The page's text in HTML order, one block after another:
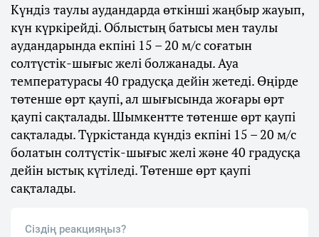
Күндіз таулы аудандарда өткінші жаңбыр жауып,
күн күркірейді. Облыстың батысы мен таулы
аудандарында екпіні 15 – 20 м/с соғатын
солтүстік-шығыс желі болжанады. Ауа
температурасы 40 градусқа дейін жетеді. Өңірде
төтенше өрт қаупі, ал шығысында жоғары өрт
қаупі сақталады. Шымкентте төтенше өрт қаупі
сақталады. Түркістанда күндіз екпіні 15 – 20 м/с
болатын солтүстік-шығыс желі және 40 градусқа
дейін ыстық күтіледі. Төтенше өрт қаупі
сақталады.
Сіздің реакцияңыз?